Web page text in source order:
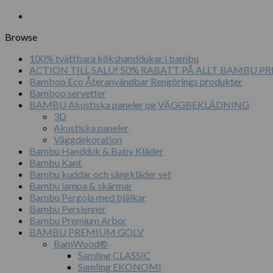
Browse
100% tvättbara kökshanddukar i bambu
ACTION TILL SALU! 50% RABATT PÅ ALLT BAMBU
Bamboo Eco Återanvändbar Rengörings produkter
Bamboo servetter
BAMBU Akustiska paneler og VÄGGBEKLÄDNING
3D
Akustiska paneler
Väggdekoration
Bambu Handduk & Baby Kläder
Bambu Kant
Bambu kuddar och sängkläder set
Bambu lampa & skärmar
Bambu Pergola med bjälkar
Bambu Persienner
Bambu Premium Arbor
BAMBU PREMIUM GOLV
BamWood®
Samling CLASSIC
Samling EKONOMI